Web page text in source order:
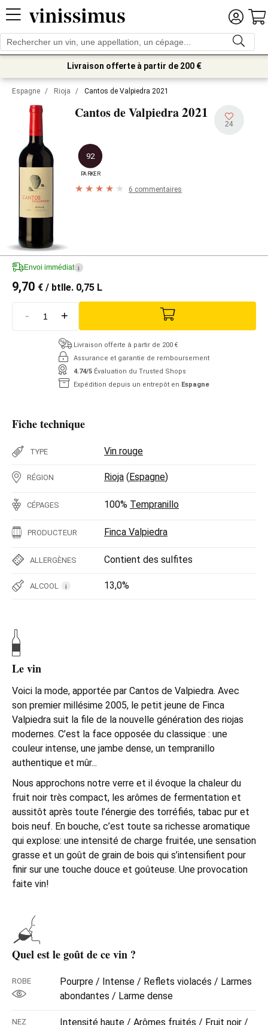
Livraison offerte à partir de 200 €
Espagne / Rioja / Cantos de Valpiedra 2021
Cantos de Valpiedra2021
24
92
PARKER
6 commentaires
Envoi immédiat i
9,70 € / btlle. 0,75 L
- +
Livraison offerte à partir de 200 €
Assurance et garantie de remboursement
4.74/5 Évaluation du Trusted Shops
Expédition depuis un entrepôt en Espagne
Fiche technique
TYPE Vin rouge
RÉGION Rioja (Espagne)
CÉPAGES 100% Tempranillo
PRODUCTEUR Finca Valpiedra
ALLERGÈNES Contient des sulfites
ALCOOL i 13,0%
Le vin
Voici la mode, apportée par Cantos de Valpiedra. Avec
son premier millésime 2005, le petit jeune de Finca
Valpiedra suit la file de la nouvelle génération des riojas
modernes. C’est la face opposée du classique : une
couleur intense, une jambe dense, un tempranillo
authentique et mûr...
Nous approchons notre verre et il évoque la chaleur du
fruit noir très compact, les arômes de fermentation et
aussitôt après toute l’énergie des torréfiés, tabac pur et
bois neuf. En bouche, c’est toute sa richesse aromatique
qui explose: une intensité de charge fruitée, une sensation
grasse et un goût de grain de bois qui s’intensifient pour
finir sur une touche douce et goûteuse. Une provocation
faite vin!
Quel est le goût de ce vin ?
ROBE
Pourpre / Intense / Reflets violacés / Larmes
abondantes / Larme dense
NEZ
Intensité haute / Arômes fruités / Fruit noir /